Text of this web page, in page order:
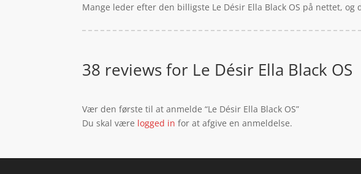
Mange leder efter den billigste Le Désir Ella Black OS på nettet,
38 reviews for Le Désir Ella Black OS
Vær den første til at anmelde “Le Désir Ella Black OS”
Du skal være logged in for at afgive en anmeldelse.